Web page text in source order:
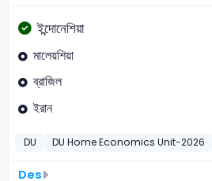
ইন্দোনেশিয়া
মালেয়শিয়া
ব্রাজিল
ইরান
DU DU Home Economics Unit-2026
Des